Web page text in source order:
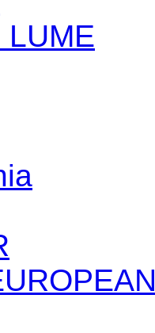
LUME